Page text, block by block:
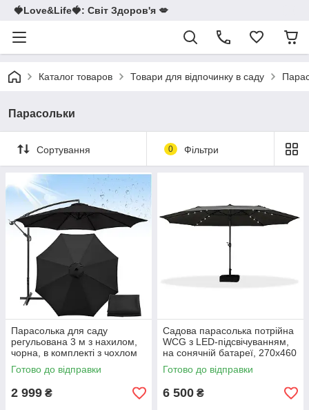
🍓Love&Life🍓: Світ Здоров'я 💋
Каталог товаров Товари для відпочинку в саду
Парасольки
Сортування 0 Фільтри
Парасолька для саду
регульована 3 м з нахилом,
чорна, в комплекті з чохлом
WCG Love&Life -online-
multimarket-
Готово до відправки
2 999 ₴
Садова парасолька потрійна
WCG з LED-підсвічуванням,
на сонячній батареї, 270х460
см, чорна Love&Life -online-
multimarket-
Готово до відправки
6 500 ₴